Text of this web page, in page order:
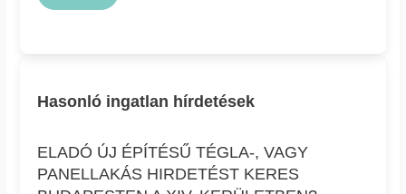
Hasonló ingatlan hírdetések
ELADÓ ÚJ ÉPÍTÉSŰ TÉGLA-, VAGY
PANELLAKÁS HIRDETÉST KERES